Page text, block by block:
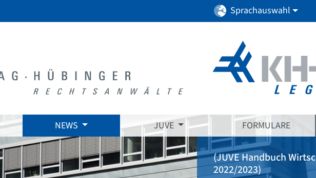
Sprachauswahl
NEWS JUVE FORMULARE
(JUVE Handbuch
2022/2023)